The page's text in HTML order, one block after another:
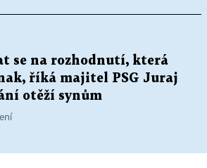
se na rozhodnutí, která
říká majitel PSG Juraj
otěží synům